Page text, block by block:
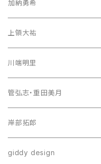
加納勇希
上領大祐
川端明里
管弘志・重田美月
岸部拓郎
giddy design